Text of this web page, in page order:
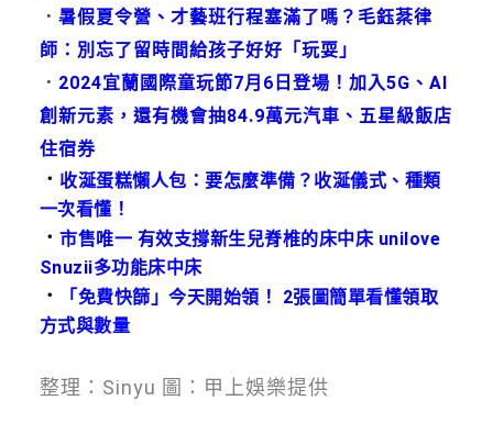
． 暑假夏令營、才藝班行程塞滿了嗎？毛鈺棻律
師：別忘了留時間給孩子好好「玩耍」
． 2024宜蘭國際童玩節7月6日登場！加入5G、AI
創新元素，還有機會抽84.9萬元汽車、五星級飯店
住宿券
． 收涎蛋糕懶人包：要怎麼準備？收涎儀式、種類
一次看懂！
．市售唯一 有效支撐新生兒脊椎的床中床 unilove
Snuzii多功能床中床
．
「免費快篩」今天開始領！ 2張圖簡單看懂領取
方式與數量
整理：Sinyu 圖：甲上娛樂提供